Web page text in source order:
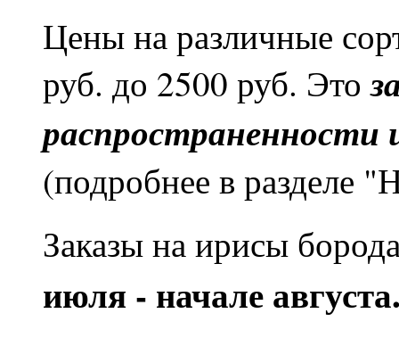
Цены на различные
руб. до 2500 руб. Это
распространенности
(подробнее в разделе
Заказы на ирисы
июля - начале